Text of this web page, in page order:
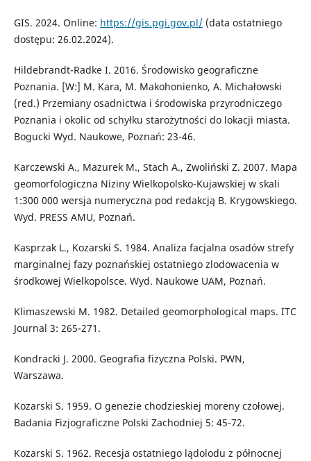
GIS. 2024. Online: https://gis.pgi.gov.pl/(data ostatniego
dostępu: 26.02.2024).
Hildebrandt-Radke I. 2016. Środowisko geograficzne
Poznania. [W:] M. Kara, M. Makohonienko, A. Michałowski
(red.) Przemiany osadnictwa i środowiska przyrodniczego
Poznania i okolic od schyłku starożytności do lokacji miasta.
Bogucki Wyd. Naukowe, Poznań: 23-46.
Karczewski A., Mazurek M., Stach A., Zwoliński Z. 2007. Mapa
geomorfologiczna Niziny Wielkopolsko-Kujawskiej w skali
1:300 000 wersja numeryczna pod redakcją B. Krygowskiego.
Wyd. PRESS AMU, Poznań.
Kasprzak L., Kozarski S. 1984. Analiza facjalna osadów strefy
marginalnej fazy poznańskiej ostatniego zlodowacenia w
środkowej Wielkopolsce. Wyd. Naukowe UAM, Poznań.
Klimaszewski M. 1982. Detailed geomorphological maps. ITC
Journal 3: 265-271.
Kondracki J. 2000. Geografia fizyczna Polski. PWN,
Warszawa.
Kozarski S. 1959. O genezie chodzieskiej moreny czołowej.
Badania Fizjograficzne Polski Zachodniej 5: 45-72.
Kozarski S. 1962. Recesja ostatniego lądolodu z północnej